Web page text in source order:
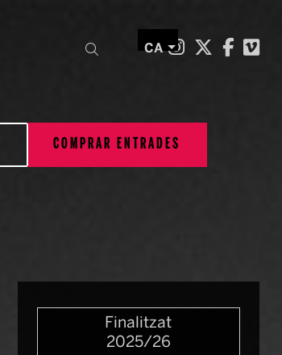
CA Link aLink a
Link
Cercar
COMPRAR ENTRADES
Finalitzat
2025/26